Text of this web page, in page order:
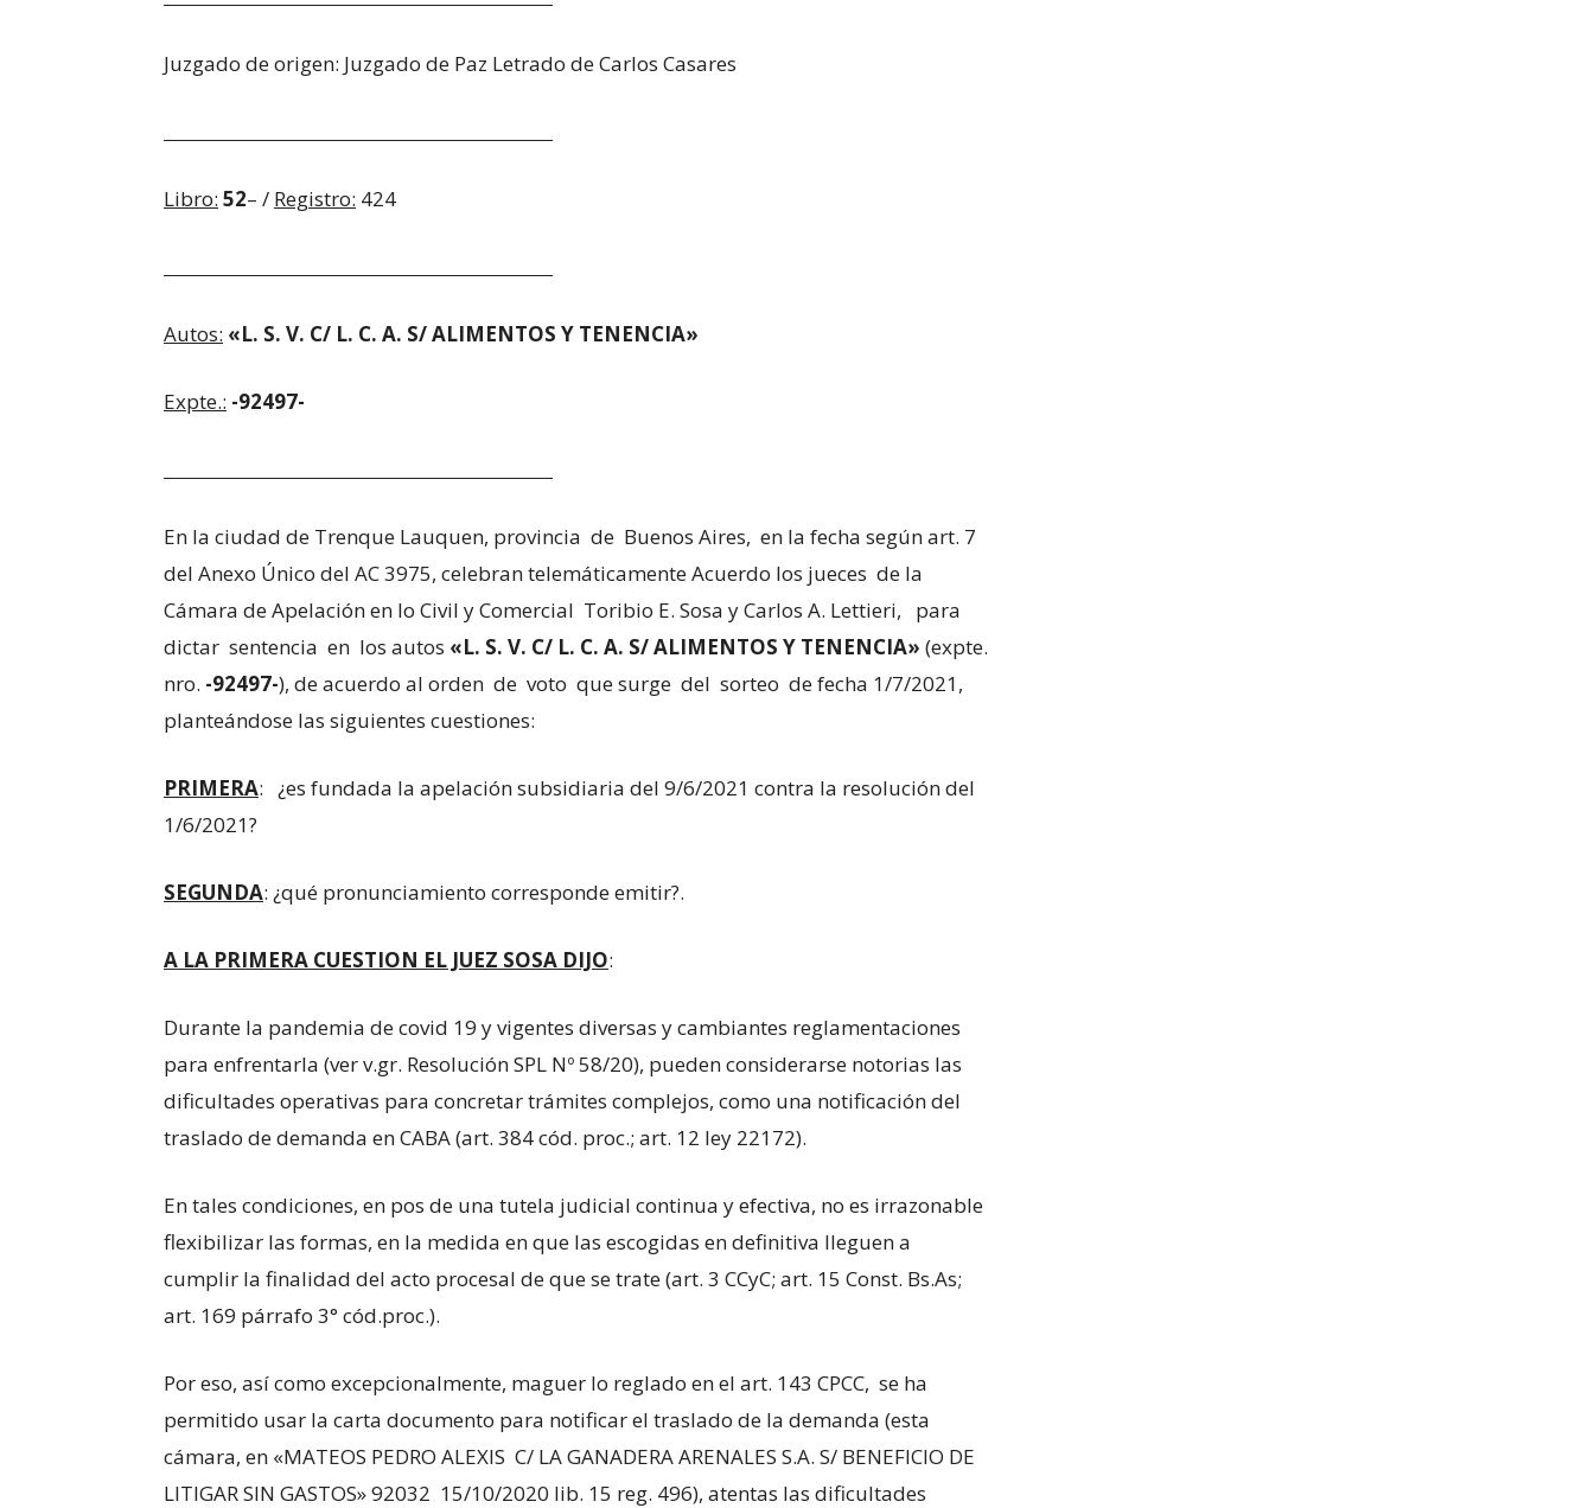
Juzgado de origen: Juzgado de Paz Letrado de Carlos Casares
Libro: 52– / Registro: 424
Autos: «L. S. V. C/ L. C. A. S/ ALIMENTOS Y TENENCIA»
Expte.: -92497-
En la ciudad de Trenque Lauquen, provincia de Buenos Aires, en la fecha según art. 7
del Anexo Único del AC 3975, celebran telemáticamente Acuerdo los jueces de la
Cámara de Apelación en lo Civil y Comercial Toribio E. Sosa y Carlos A. Lettieri, para
dictar sentencia en los autos «L. S. V. C/ L. C. A. S/ ALIMENTOS Y TENENCIA» (expte.
nro. -92497-), de acuerdo al orden de voto que surge del sorteo de fecha 1/7/2021,
planteándose las siguientes cuestiones:
PRIMERA: ¿es fundada la apelación subsidiaria del 9/6/2021 contra la resolución del
1/6/2021?
SEGUNDA: ¿qué pronunciamiento corresponde emitir?.
A LA PRIMERA CUESTION EL JUEZ SOSA DIJO:
Durante la pandemia de covid 19 y vigentes diversas y cambiantes reglamentaciones
para enfrentarla (ver v.gr. Resolución SPL Nº 58/20), pueden considerarse notorias las
dificultades operativas para concretar trámites complejos, como una notificación del
traslado de demanda en CABA (art. 384 cód. proc.; art. 12 ley 22172).
En tales condiciones, en pos de una tutela judicial continua y efectiva, no es irrazonable
flexibilizar las formas, en la medida en que las escogidas en definitiva lleguen a
cumplir la finalidad del acto procesal de que se trate (art. 3 CCyC; art. 15 Const. Bs.As;
art. 169 párrafo 3° cód.proc.).
Por eso, así como excepcionalmente, maguer lo reglado en el art. 143 CPCC, se ha
permitido usar la carta documento para notificar el traslado de la demanda (esta
cámara, en «MATEOS PEDRO ALEXIS C/ LA GANADERA ARENALES S.A. S/ BENEFICIO DE
LITIGAR SIN GASTOS» 92032 15/10/2020 lib. 15 reg. 496), atentas las dificultades